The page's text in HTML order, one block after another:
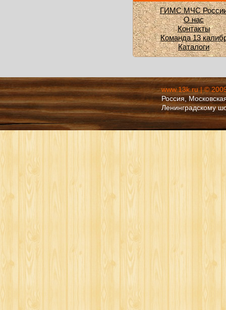
ГИМС МЧС
О нас
Контакты
Команда 13
Каталоги
www.13k.ru | ©
Россия,
Ленинградскому